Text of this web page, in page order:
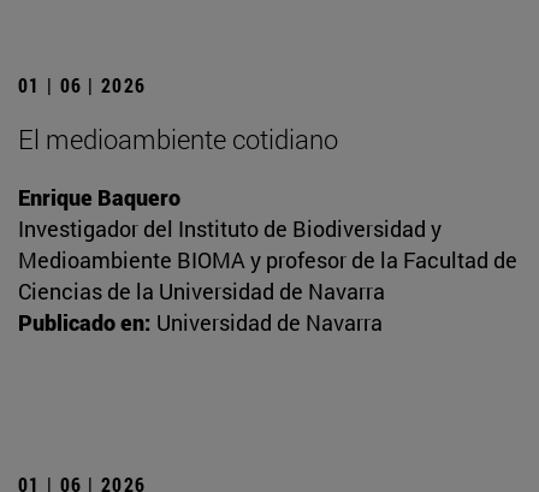
01 | 06 | 2026
El medioambiente cotidiano
Enrique Baquero
Investigador del Instituto de Biodiversidad y
Medioambiente BIOMA y profesor de la Facultad de
Ciencias de la Universidad de Navarra
Publicado en: Universidad de Navarra
01 | 06 | 2026